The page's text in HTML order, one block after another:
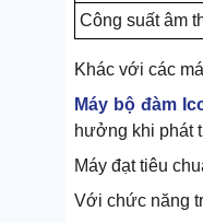
Công suất âm
Khác với các
Máy bộ đàm
hưởng khi phát
Máy đạt tiêu
Với chức năng